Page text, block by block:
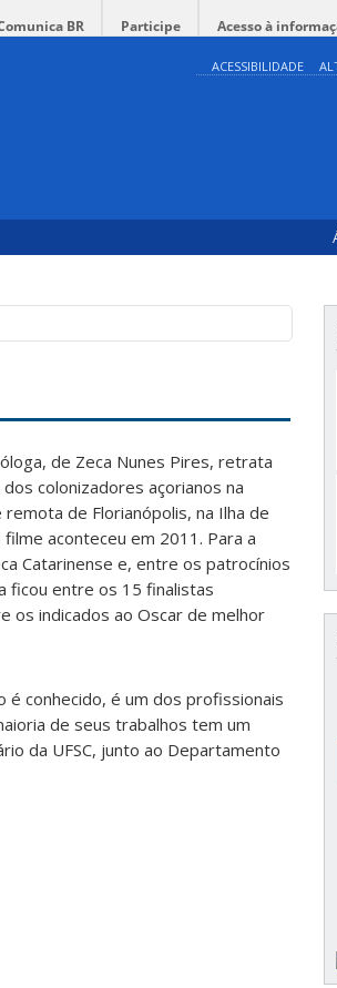
BR Participe Acesso à
ACESSIBILIDADE
de Zeca Nunes Pires, retrata
colonizadores açorianos na
de Florianópolis, na Ilha de
aconteceu em 2011. Para a
Catarinense e, entre os patrocínios
ficou entre os 15 finalistas
os indicados ao Oscar de melhor
é conhecido, é um dos profissionais
de seus trabalhos tem um
da UFSC, junto ao Departamento